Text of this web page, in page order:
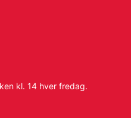
kl. 14 hver fredag.